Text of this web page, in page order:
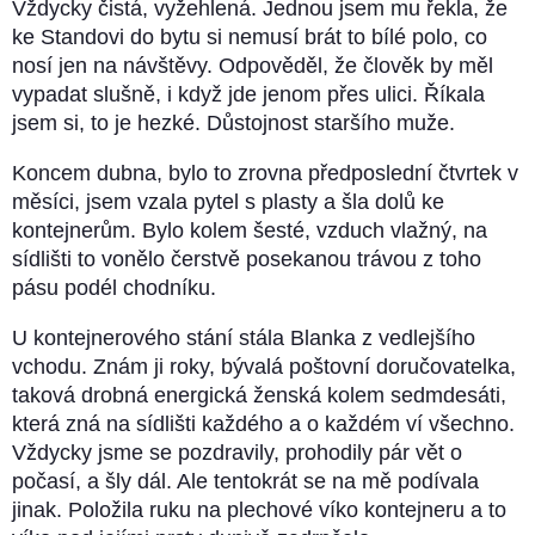
Vždycky čistá, vyžehlená. Jednou jsem mu řekla, že
ke Standovi do bytu si nemusí brát to bílé polo, co
nosí jen na návštěvy. Odpověděl, že člověk by měl
vypadat slušně, i když jde jenom přes ulici. Říkala
jsem si, to je hezké. Důstojnost staršího muže.
Koncem dubna, bylo to zrovna předposlední čtvrtek v
měsíci, jsem vzala pytel s plasty a šla dolů ke
kontejnerům. Bylo kolem šesté, vzduch vlažný, na
sídlišti to vonělo čerstvě posekanou trávou z toho
pásu podél chodníku.
U kontejnerového stání stála Blanka z vedlejšího
vchodu. Znám ji roky, bývalá poštovní doručovatelka,
taková drobná energická ženská kolem sedmdesáti,
která zná na sídlišti každého a o každém ví všechno.
Vždycky jsme se pozdravily, prohodily pár vět o
počasí, a šly dál. Ale tentokrát se na mě podívala
jinak. Položila ruku na plechové víko kontejneru a to